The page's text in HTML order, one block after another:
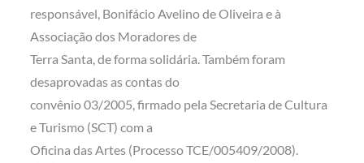
responsável, Bonifácio Avelino de Oliveira e à
Associação dos Moradores de
Terra Santa, de forma solidária. Também foram
desaprovadas as contas do
convênio 03/2005, firmado pela Secretaria de Cultura
e Turismo (SCT) com a
Oficina das Artes (Processo TCE/005409/2008).